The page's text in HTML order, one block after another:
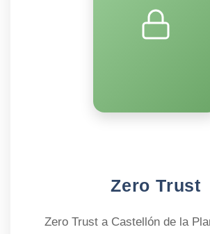
Zero Trust
Zero Trust a Castellón de la